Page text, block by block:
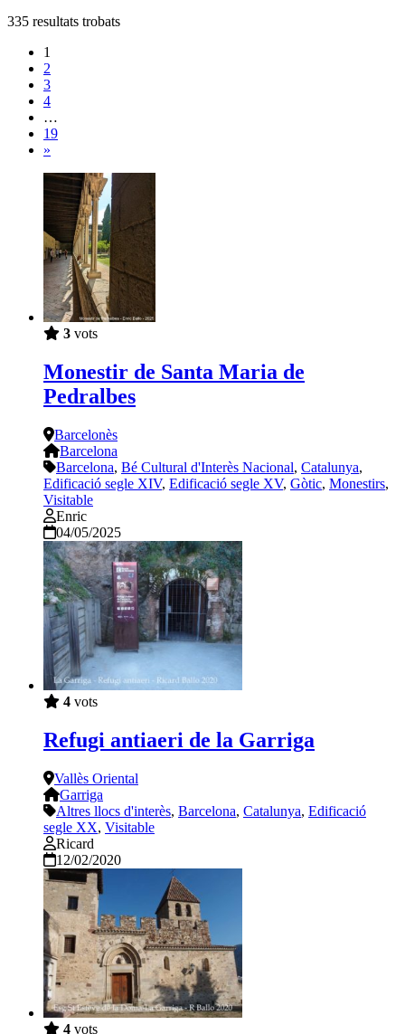
335 resultats trobats
1
2
3
4
…
19
»
3 vots
Monestir de Santa Maria de
Pedralbes
Barcelonès
Barcelona
Barcelona, Bé Cultural d'Interès Nacional, Catalunya,
Edificació segle XIV, Edificació segle XV, Gòtic, Monestirs,
Visitable
Enric
04/05/2025
4 vots
Refugi antiaeri de la Garriga
Vallès Oriental
Garriga
Altres llocs d'interès, Barcelona, Catalunya, Edificació
segle XX, Visitable
Ricard
12/02/2020
4 vots